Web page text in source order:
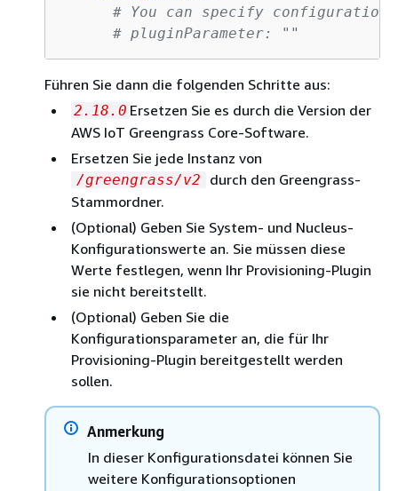
# You can specify
# pluginParameter: ""
Führen Sie dann die folgenden Schritte aus:
2.18.0 Ersetzen Sie es durch die Version der
AWS IoT Greengrass Core-Software.
Ersetzen Sie jede Instanz von
/greengrass/v2
durch den Greengrass-
Stammordner.
(Optional) Geben Sie System- und Nucleus-
Konfigurationswerte an. Sie müssen diese
Werte festlegen, wenn Ihr Provisioning-Plugin
sie nicht bereitstellt.
(Optional) Geben Sie die
Konfigurationsparameter an, die für Ihr
Provisioning-Plugin bereitgestellt werden
sollen.
Anmerkung
In dieser Konfigurationsdatei können Sie
weitere Konfigurationsoptionen